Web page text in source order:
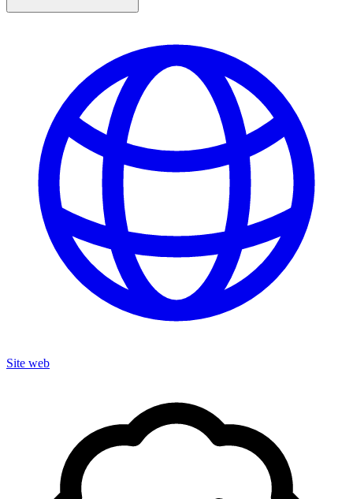
Site web